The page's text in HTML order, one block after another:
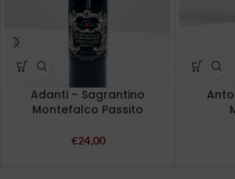
Adanti – Sagrantino
Montefalco Passito
€24,00